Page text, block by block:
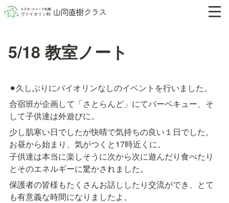
5/18 教室ノート
⚫︎久しぶりにバイオリンなしのイベントを行いました。
合宿班が企画して「さとらんど」にてバーベキュー、そ
して子供達は外遊びに。
少し肌寒い日でしたが快晴で気持ちの良い１日でした。
お昼から始まり、気がつくと17時近くに。
子供達は本当に楽しそうに次から次に遊んだり食べたり
とそのエネルギーに驚かされました。
保護者の皆様もたくさんお話ししたり交流ができ、とて
も有意義な時間になりましたよ。